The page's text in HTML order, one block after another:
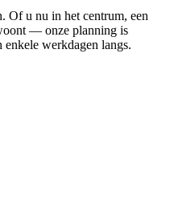
Of u nu in het centrum, een
— onze planning is
werkdagen langs.